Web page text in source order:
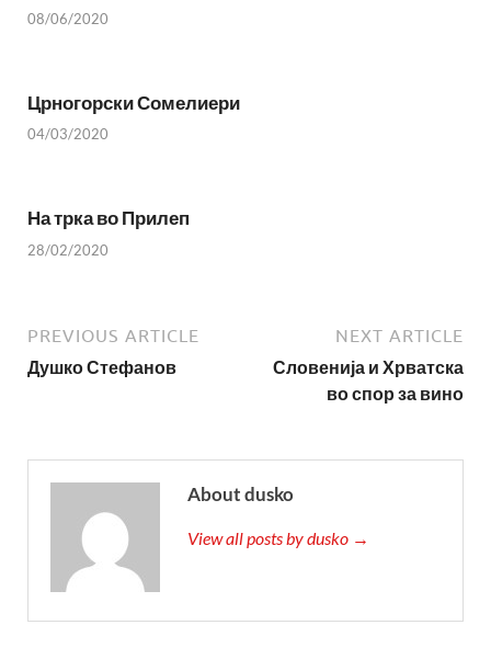
08/06/2020
Црногорски Сомелиери
04/03/2020
На трка во Прилеп
28/02/2020
PREVIOUS ARTICLE
Душко Стефанов
NEXT ARTICLE
Словенија и Хрватска
во спор за вино
About dusko
View all posts by dusko →